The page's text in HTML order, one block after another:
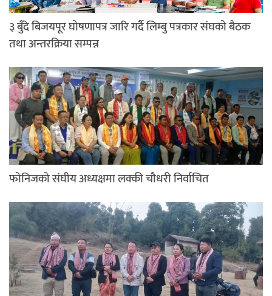
३ बुँदे बिजयपूर घोषणापत्र जारि गर्दै लिम्बु पत्रकार संघको बैठक
तथा अन्तरक्रिया सम्पन्न
फोनिजको संघीय अध्यक्षमा लक्की चौधरी निर्वाचित